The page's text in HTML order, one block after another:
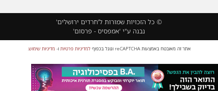
© כל הזכויות שמורות ל'חרדים ירושלים'
נבנה ע"י 'אמפסיס - פרסום'
אתר זה מאובטח באמצעות reCAPTCHA וגוגל בכפוף למדיניות פרטיות ו-מדיניות שימוש